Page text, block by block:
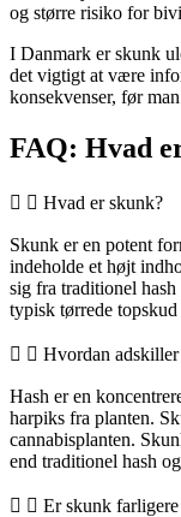
og større risiko for
I Danmark er skunk
det vigtigt at være
konsekvenser, før
FAQ: Hvad
Hvad er skunk?
Skunk er en potent
indeholde et højt
sig fra traditionel
typisk tørrede
Hvordan
Hash er en
harpiks fra planten.
cannabisplanten.
end traditionel hash
Er skunk